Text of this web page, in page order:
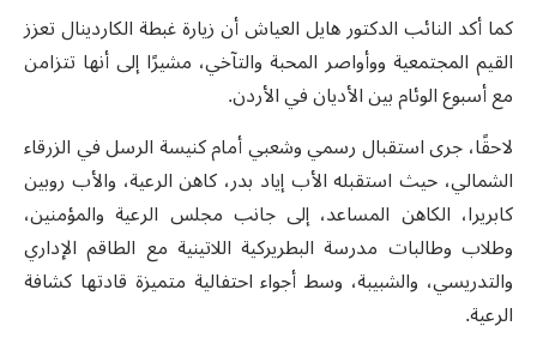
كما أكد النائب الدكتور هايل العياش أن زيارة غبطة الكاردينال تعزز
القيم المجتمعية ووأواصر المحبة والتآخي، مشيرًا إلى أنها تتزامن
مع أسبوع الوئام بين الأديان في الأردن.
لاحقًا، جرى استقبال رسمي وشعبي أمام كنيسة الرسل في الزرقاء
الشمالي، حيث استقبله الأب إياد بدر، كاهن الرعية، والأب روبين
كابريرا، الكاهن المساعد، إلى جانب مجلس الرعية والمؤمنين،
وطلاب وطالبات مدرسة البطريركية اللاتينية مع الطاقم الإداري
والتدريسي، والشبيبة، وسط أجواء احتفالية متميزة قادتها كشافة
الرعية.